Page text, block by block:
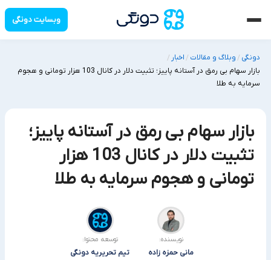
وبسایت دونگی
دونگی /وبلاگ و مقالات /اخبار /
بازار سهام بی رمق در آستانه پاییز؛ تثبیت دلار در کانال 103 هزار تومانی و هجوم
سرمایه به طلا
بازار سهام بی رمق در آستانه پاییز؛
تثبیت دلار در کانال 103 هزار
تومانی و هجوم سرمایه به طلا
نویسنده:
مانی حمزه زاده
توسعه محتوا:
تیم تحریریه دونگی